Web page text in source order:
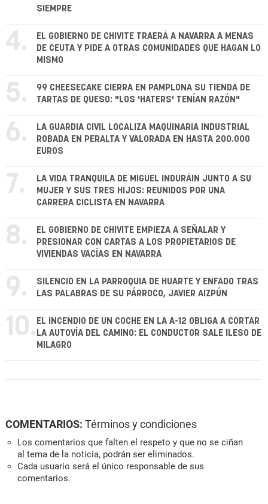
SIEMPRE
4.
EL GOBIERNO DE CHIVITE TRAERÁ A NAVARRA A MENAS
DE CEUTA Y PIDE A OTRAS COMUNIDADES QUE HAGAN LO
MISMO
5.
99 CHEESECAKE CIERRA EN PAMPLONA SU TIENDA DE
TARTAS DE QUESO: "LOS 'HATERS' TENÍAN RAZÓN"
6.
LA GUARDIA CIVIL LOCALIZA MAQUINARIA INDUSTRIAL
ROBADA EN PERALTA Y VALORADA EN HASTA 200.000
EUROS
7.
LA VIDA TRANQUILA DE MIGUEL INDURÁIN JUNTO A SU
MUJER Y SUS TRES HIJOS: REUNIDOS POR UNA
CARRERA CICLISTA EN NAVARRA
8.
EL GOBIERNO DE CHIVITE EMPIEZA A SEÑALAR Y
PRESIONAR CON CARTAS A LOS PROPIETARIOS DE
VIVIENDAS VACÍAS EN NAVARRA
9.
SILENCIO EN LA PARROQUIA DE HUARTE Y ENFADO TRAS
LAS PALABRAS DE SU PÁRROCO, JAVIER AIZPÚN
10. EL INCENDIO DE UN COCHE EN LA A-12 OBLIGA A CORTAR
LA AUTOVÍA DEL CAMINO: EL CONDUCTOR SALE ILESO DE
MILAGRO
COMENTARIOS: Términos y condiciones
Los comentarios que falten el respeto y que no se ciñan
al tema de la noticia, podrán ser eliminados.
Cada usuario será el único responsable de sus
comentarios.